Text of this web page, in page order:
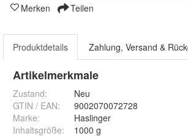
Merken Teilen
Produktdetails Zahlung, Versand &
Artikelmerkmale
Zustand:
Neu
GTIN / EAN:
9002070072728
Marke:
Haslinger
Inhaltsgröße:
1000 g